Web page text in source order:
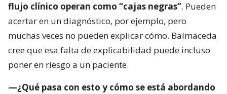
flujo clínico operan como “cajas negras”. Pueden
acertar en un diagnóstico, por ejemplo, pero
muchas veces no pueden explicar cómo. Balmaceda
cree que esa falta de explicabilidad puede incluso
poner en riesgo a un paciente.
—¿Qué pasa con esto y cómo se está abordando